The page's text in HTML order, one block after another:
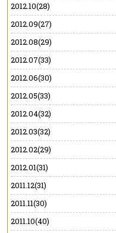
2012.10(28)
2012.09(27)
2012.08(29)
2012.07(33)
2012.06(30)
2012.05(33)
2012.04(32)
2012.03(32)
2012.02(29)
2012.01(31)
2011.12(31)
2011.11(30)
2011.10(40)